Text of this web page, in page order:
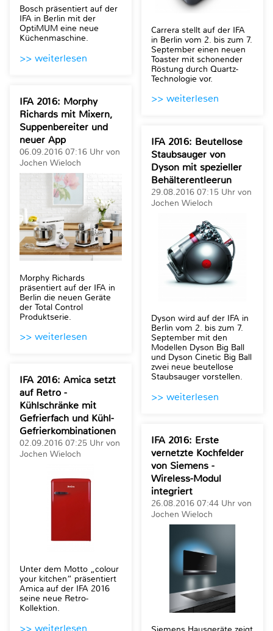
Bosch präsentiert auf der
IFA in Berlin mit der
OptiMUM eine neue
Küchenmaschine.
>> weiterlesen
IFA 2016: Morphy
Richards mit Mixern,
Suppenbereiter und
neuer App
06.09.2016 07:16 Uhr von
Jochen Wieloch
Morphy Richards
präsentiert auf der IFA in
Berlin die neuen Geräte
der Total Control
Produktserie.
>> weiterlesen
IFA 2016: Amica setzt
auf Retro -
Kühlschränke mit
Gefrierfach und Kühl-
Gefrierkombinationen
02.09.2016 07:25 Uhr von
Jochen Wieloch
Unter dem Motto „colour
your kitchen“ präsentiert
Amica auf der IFA 2016
seine neue Retro-
Kollektion.
>> weiterlesen
Carrera stellt auf der IFA
in Berlin vom 2. bis zum 7.
September einen neuen
Toaster mit schonender
Röstung durch Quartz-
Technologie vor.
>> weiterlesen
IFA 2016: Beutellose
Staubsauger von
Dyson mit spezieller
Behälterentleerun
29.08.2016 07:15 Uhr von
Jochen Wieloch
Dyson wird auf der IFA in
Berlin vom 2. bis zum 7.
September mit den
Modellen Dyson Big Ball
und Dyson Cinetic Big Ball
zwei neue beutellose
Staubsauger vorstellen.
>> weiterlesen
IFA 2016: Erste
vernetzte Kochfelder
von Siemens -
Wireless-Modul
integriert
26.08.2016 07:44 Uhr von
Jochen Wieloch